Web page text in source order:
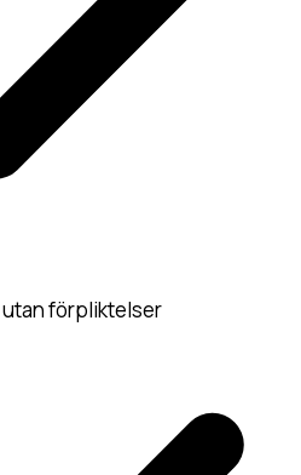
förpliktelser